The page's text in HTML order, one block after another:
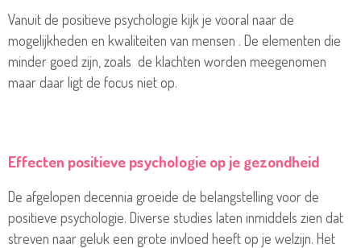
Vanuit de positieve psychologie kijk je vooral naar de
mogelijkheden en kwaliteiten van mensen . De elementen die
minder goed zijn, zoals de klachten worden meegenomen
maar daar ligt de focus niet op.
Effecten positieve psychologie op je gezondheid
De afgelopen decennia groeide de belangstelling voor de
positieve psychologie. Diverse studies laten inmiddels zien dat
streven naar geluk een grote invloed heeft op je welzijn. Het